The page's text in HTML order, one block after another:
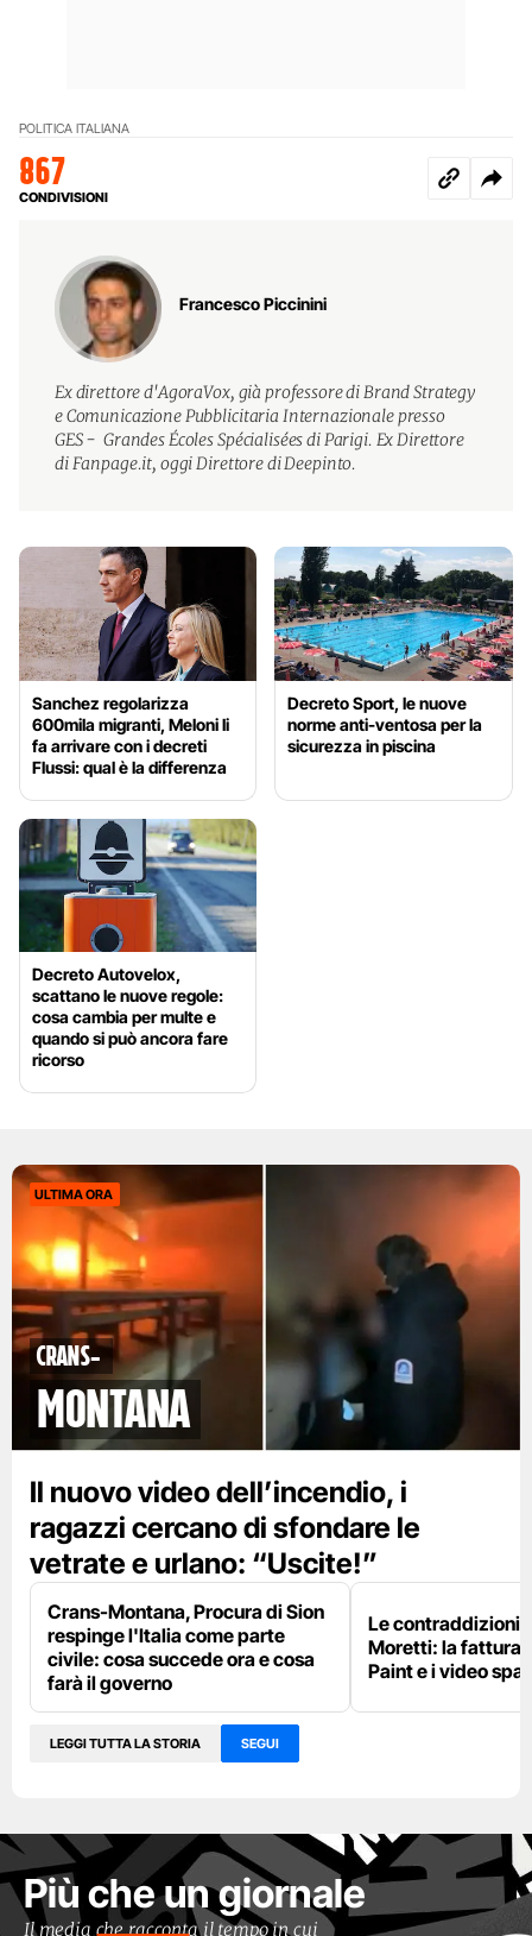
POLITICA ITALIANA
867
CONDIVISIONI
Francesco Piccinini
Ex direttore d'AgoraVox, già professore di Brand Strategy
e Comunicazione Pubblicitaria Internazionale presso
GES - Grandes Écoles Spécialisées di Parigi. Ex Direttore
di Fanpage.it, oggi Direttore di Deepinto.
Sanchez regolarizza
600mila migranti, Meloni li
fa arrivare con i decreti
Flussi: qual è la differenza
Decreto Sport, le nuove
norme anti-ventosa per la
sicurezza in piscina
Decreto Autovelox,
scattano le nuove regole:
cosa cambia per multe e
quando si può ancora fare
ricorso
ULTIMA ORA
Crans-
Montana
Il nuovo video dell’incendio, i
ragazzi cercano di sfondare le
vetrate e urlano: “Uscite!”
Crans-Montana, Procura di Sion
respinge l'Italia come parte
civile: cosa succede ora e cosa
farà il governo
Le contraddizioni
Moretti: la fattura
Paint e i video
LEGGI TUTTA LA STORIA SEGUI
Più che un giornale
Il media che racconta il tempo in cui